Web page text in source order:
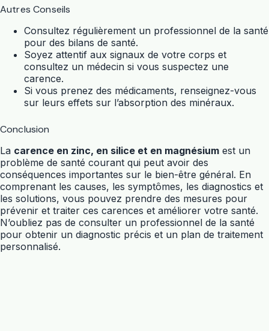
Autres Conseils
Consultez régulièrement un professionnel de la santé
pour des bilans de santé.
Soyez attentif aux signaux de votre corps et
consultez un médecin si vous suspectez une
carence.
Si vous prenez des médicaments, renseignez-vous
sur leurs effets sur l’absorption des minéraux.
Conclusion
La carence en zinc, en silice et en magnésium est un
problème de santé courant qui peut avoir des
conséquences importantes sur le bien-être général. En
comprenant les causes, les symptômes, les diagnostics et
les solutions, vous pouvez prendre des mesures pour
prévenir et traiter ces carences et améliorer votre santé.
N’oubliez pas de consulter un professionnel de la santé
pour obtenir un diagnostic précis et un plan de traitement
personnalisé.